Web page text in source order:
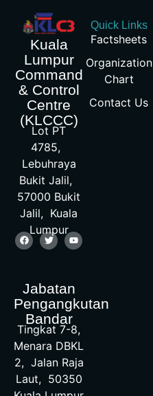
Kuala
Lumpur
Command
& Control
Centre
(KLCCC)
Lot PT
4785,
Lebuhraya
Bukit Jalil,
57000 Bukit
Jalil, Kuala
Lumpur
Jabatan
Pengangkutan
Bandar
Tingkat 7-8,
Menara DBKL
2, Jalan Raja
Laut, 50350
Quick Links
Factsheets
Organization
Chart
Contact Us